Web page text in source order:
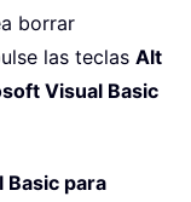
borrar
las teclas Alt
Visual Basic
para